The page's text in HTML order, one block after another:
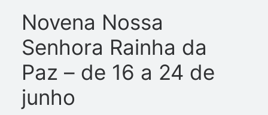
FUNDADOR
MEDJUGORJE
ESPIRITUALIDADE
ATUALIDADES
INFORMATIVO
Novena Nossa
Senhora Rainha da
Paz – de 16 a 24 de
junho